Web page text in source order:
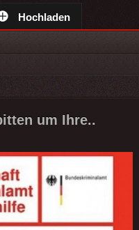
Hochladen
um Ihre..